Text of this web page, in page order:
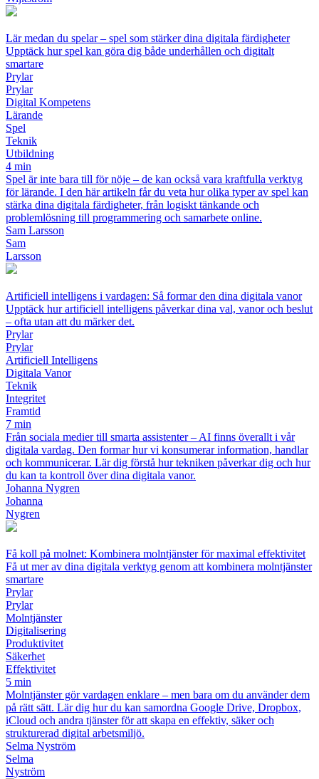
Lär medan du spelar – spel som stärker dina digitala färdigheter
Upptäck hur spel kan göra dig både underhållen och digitalt
smartare
Prylar
Prylar
Digital Kompetens
Lärande
Spel
Teknik
Utbildning
4 min
Spel är inte bara till för nöje – de kan också vara kraftfulla verktyg
för lärande. I den här artikeln får du veta hur olika typer av spel kan
stärka dina digitala färdigheter, från logiskt tänkande och
problemlösning till programmering och samarbete online.
Sam Larsson
Sam
Larsson
Artificiell intelligens i vardagen: Så formar den dina digitala vanor
Upptäck hur artificiell intelligens påverkar dina val, vanor och beslut
– ofta utan att du märker det.
Prylar
Prylar
Artificiell Intelligens
Digitala Vanor
Teknik
Integritet
Framtid
7 min
Från sociala medier till smarta assistenter – AI finns överallt i vår
digitala vardag. Den formar hur vi konsumerar information, handlar
och kommunicerar. Lär dig förstå hur tekniken påverkar dig och hur
du kan ta kontroll över dina digitala vanor.
Johanna Nygren
Johanna
Nygren
Få koll på molnet: Kombinera molntjänster för maximal effektivitet
Få ut mer av dina digitala verktyg genom att kombinera molntjänster
smartare
Prylar
Prylar
Molntjänster
Digitalisering
Produktivitet
Säkerhet
Effektivitet
5 min
Molntjänster gör vardagen enklare – men bara om du använder dem
på rätt sätt. Lär dig hur du kan samordna Google Drive, Dropbox,
iCloud och andra tjänster för att skapa en effektiv, säker och
strukturerad digital arbetsmiljö.
Selma Nyström
Selma
Nyström